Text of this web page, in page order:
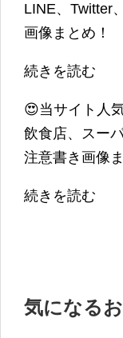
LINE、Twitter
画像まとめ！
続きを読む
😍当サイト人
飲食店、スー
注意書き画像
続きを読む
気になる